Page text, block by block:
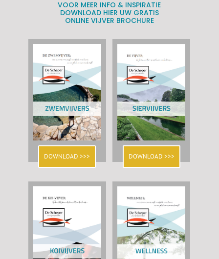
VOOR MEER INFO & INSPIRATIE
DOWNLOAD HIER UW GRATIS
ONLINE VIJVER BROCHURE
DOWNLOAD >>> DOWNLOAD >>>